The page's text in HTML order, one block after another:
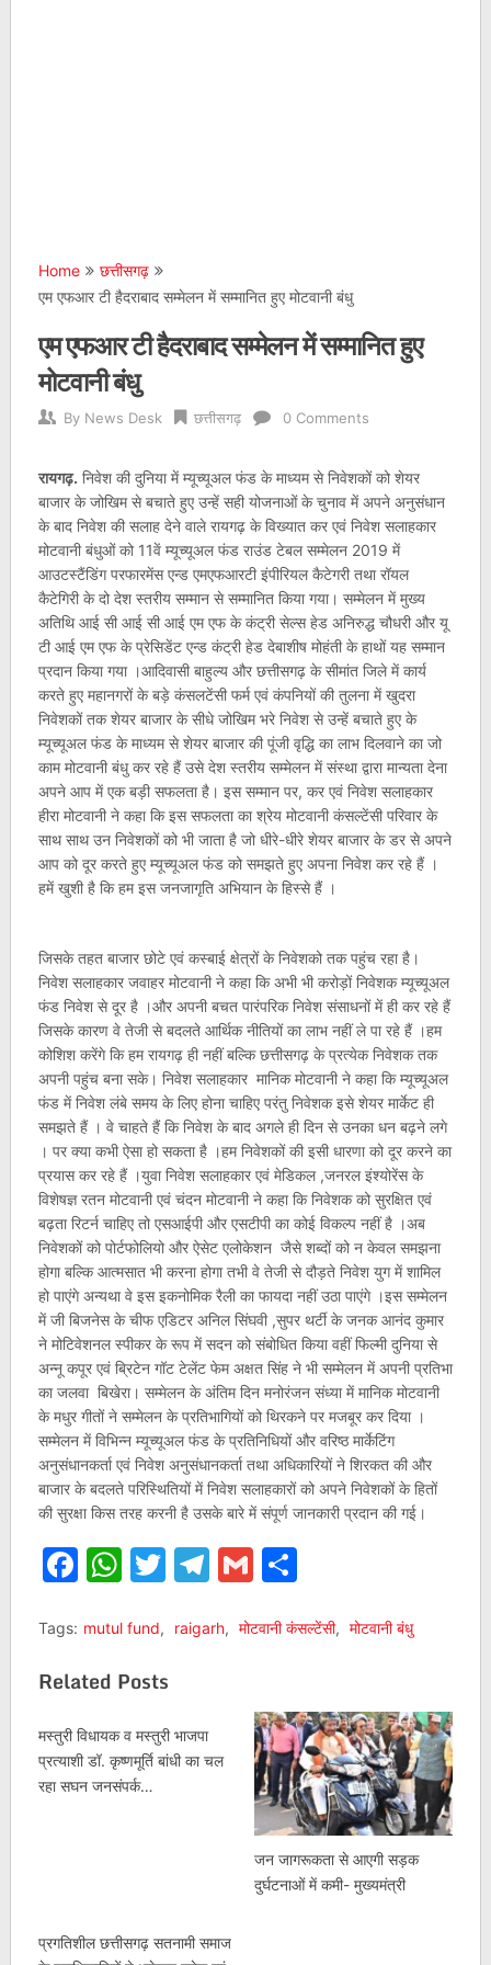
Home
छत्तीसगढ़
एम एफआर टी हैदराबाद सम्मेलन में सम्मानित हुए मोटवानी बंधु
एम एफआर टी हैदराबाद सम्मेलन में सम्मानित हुए
मोटवानी बंधु
By News Desk छत्तीसगढ़ 0 Comments
रायगढ़. निवेश की दुनिया में म्यूच्यूअल फंड के माध्यम से निवेशकों को शेयर
बाजार के जोखिम से बचाते हुए उन्हें सही योजनाओं के चुनाव में अपने अनुसंधान
के बाद निवेश की सलाह देने वाले रायगढ़ के विख्यात कर एवं निवेश सलाहकार
मोटवानी बंधुओं को 11वें म्यूच्यूअल फंड राउंड टेबल सम्मेलन 2019 में
आउटस्टैंडिंग परफारमेंस एन्ड एमएफआरटी इंपीरियल कैटेगरी तथा रॉयल
कैटेगिरी के दो देश स्तरीय सम्मान से सम्मानित किया गया। सम्मेलन में मुख्य
अतिथि आई सी आई सी आई एम एफ के कंट्री सेल्स हेड अनिरुद्ध चौधरी और यू
टी आई एम एफ के प्रेसिडेंट एन्ड कंट्री हेड देबाशीष मोहंती के हाथों यह सम्मान
प्रदान किया गया ।आदिवासी बाहुल्य और छत्तीसगढ़ के सीमांत जिले में कार्य
करते हुए महानगरों के बड़े कंसलटेंसी फर्म एवं कंपनियों की तुलना में खुदरा
निवेशकों तक शेयर बाजार के सीधे जोखिम भरे निवेश से उन्हें बचाते हुए के
म्यूच्यूअल फंड के माध्यम से शेयर बाजार की पूंजी वृद्धि का लाभ दिलवाने का जो
काम मोटवानी बंधु कर रहे हैं उसे देश स्तरीय सम्मेलन में संस्था द्वारा मान्यता देना
अपने आप में एक बड़ी सफलता है। इस सम्मान पर, कर एवं निवेश सलाहकार
हीरा मोटवानी ने कहा कि इस सफलता का श्रेय मोटवानी कंसल्टेंसी परिवार के
साथ साथ उन निवेशकों को भी जाता है जो धीरे-धीरे शेयर बाजार के डर से अपने
आप को दूर करते हुए म्यूच्यूअल फंड को समझते हुए अपना निवेश कर रहे हैं ।
हमें खुशी है कि हम इस जनजागृति अभियान के हिस्से हैं ।
जिसके तहत बाजार छोटे एवं कस्बाई क्षेत्रों के निवेशको तक पहुंच रहा है।
निवेश सलाहकार जवाहर मोटवानी ने कहा कि अभी भी करोड़ों निवेशक म्यूच्यूअल
फंड निवेश से दूर है ।और अपनी बचत पारंपरिक निवेश संसाधनों में ही कर रहे हैं
जिसके कारण वे तेजी से बदलते आर्थिक नीतियों का लाभ नहीं ले पा रहे हैं ।हम
कोशिश करेंगे कि हम रायगढ़ ही नहीं बल्कि छत्तीसगढ़ के प्रत्येक निवेशक तक
अपनी पहुंच बना सके। निवेश सलाहकार मानिक मोटवानी ने कहा कि म्यूच्यूअल
फंड में निवेश लंबे समय के लिए होना चाहिए परंतु निवेशक इसे शेयर मार्केट ही
समझते हैं । वे चाहते हैं कि निवेश के बाद अगले ही दिन से उनका धन बढ़ने लगे
। पर क्या कभी ऐसा हो सकता है ।हम निवेशकों की इसी धारणा को दूर करने का
प्रयास कर रहे हैं ।युवा निवेश सलाहकार एवं मेडिकल ,जनरल इंश्योरेंस के
विशेषज्ञ रतन मोटवानी एवं चंदन मोटवानी ने कहा कि निवेशक को सुरक्षित एवं
बढ़ता रिटर्न चाहिए तो एसआईपी और एसटीपी का कोई विकल्प नहीं है ।अब
निवेशकों को पोर्टफोलियो और ऐसेट एलोकेशन जैसे शब्दों को न केवल समझना
होगा बल्कि आत्मसात भी करना होगा तभी वे तेजी से दौड़ते निवेश युग में शामिल
हो पाएंगे अन्यथा वे इस इकनोमिक रैली का फायदा नहीं उठा पाएंगे ।इस सम्मेलन
में जी बिजनेस के चीफ एडिटर अनिल सिंघवी ,सुपर थर्टी के जनक आनंद कुमार
ने मोटिवेशनल स्पीकर के रूप में सदन को संबोधित किया वहीं फिल्मी दुनिया से
अन्नू कपूर एवं ब्रिटेन गॉट टेलेंट फेम अक्षत सिंह ने भी सम्मेलन में अपनी प्रतिभा
का जलवा बिखेरा। सम्मेलन के अंतिम दिन मनोरंजन संध्या में मानिक मोटवानी
के मधुर गीतों ने सम्मेलन के प्रतिभागियों को थिरकने पर मजबूर कर दिया ।
सम्मेलन में विभिन्न म्यूच्यूअल फंड के प्रतिनिधियों और वरिष्ठ मार्केटिंग
अनुसंधानकर्ता एवं निवेश अनुसंधानकर्ता तथा अधिकारियों ने शिरकत की और
बाजार के बदलते परिस्थितियों में निवेश सलाहकारों को अपने निवेशकों के हितों
की सुरक्षा किस तरह करनी है उसके बारे में संपूर्ण जानकारी प्रदान की गई।
Facebook
WhatsApp
Twitter
Telegram
GmailShare
Tags: mutul fund, raigarh, मोटवानी कंसल्टेंसी, मोटवानी बंधु
Related Posts
मस्तुरी विधायक व मस्तुरी भाजपा
प्रत्याशी डॉ. कृष्णमूर्ति बांधी का चल
रहा सघन जनसंपर्क…
जन जागरूकता से आएगी सड़क
दुर्घटनाओं में कमी- मुख्यमंत्री
प्रगतिशील छत्तीसगढ़ सतनामी समाज